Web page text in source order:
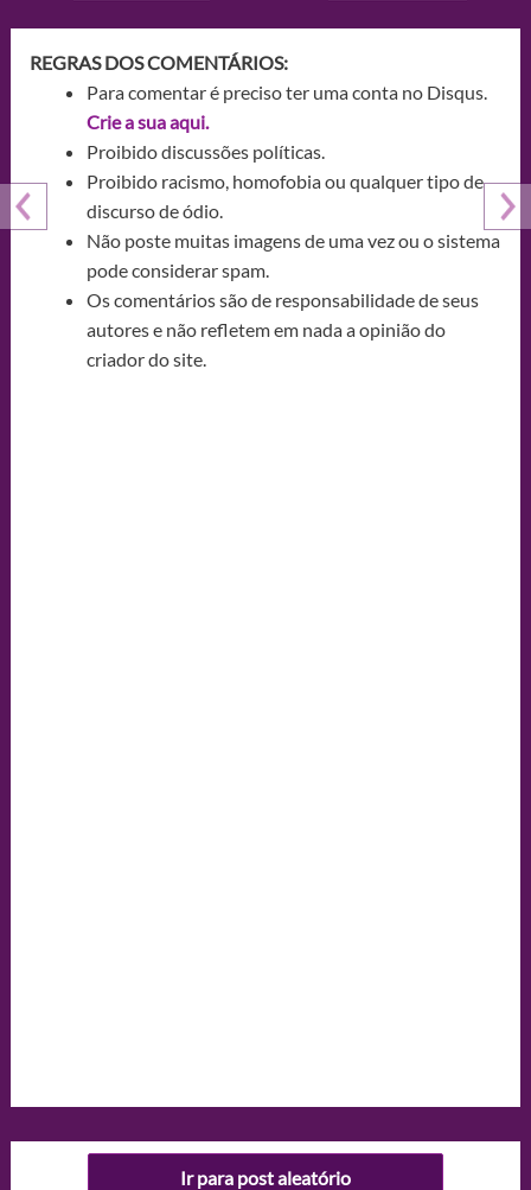
REGRAS DOS COMENTÁRIOS:
Para comentar é preciso ter uma conta no Disqus.
Crie a sua aqui.
Proibido discussões políticas.
Proibido racismo, homofobia ou qualquer tipo de
discurso de ódio.
Não poste muitas imagens de uma vez ou o sistema
pode considerar spam.
Os comentários são de responsabilidade de seus
autores e não refletem em nada a opinião do
criador do site.
Ir para post aleatório